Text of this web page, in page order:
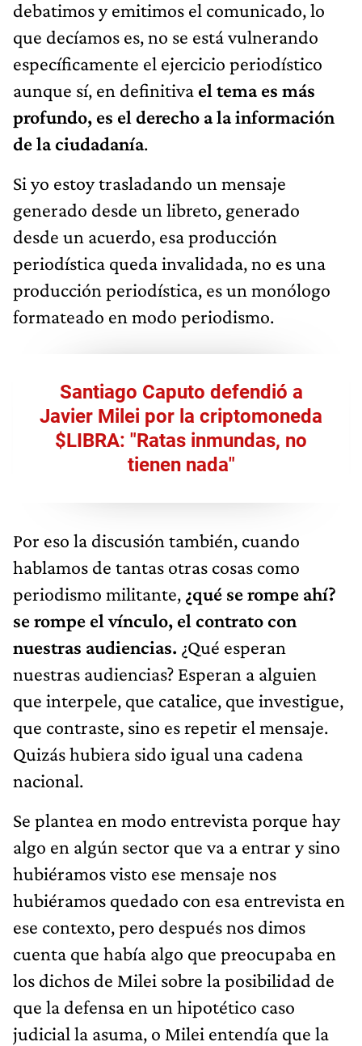
debatimos y emitimos el comunicado, lo
que decíamos es, no se está vulnerando
específicamente el ejercicio periodístico
aunque sí, en definitiva el tema es más
profundo, es el derecho a la información
de la ciudadanía.
Si yo estoy trasladando un mensaje
generado desde un libreto, generado
desde un acuerdo, esa producción
periodística queda invalidada, no es una
producción periodística, es un monólogo
formateado en modo periodismo.
Santiago Caputo defendió a
Javier Milei por la criptomoneda
$LIBRA: "Ratas inmundas, no
tienen nada"
Por eso la discusión también, cuando
hablamos de tantas otras cosas como
periodismo militante, ¿qué se rompe ahí?
se rompe el vínculo, el contrato con
nuestras audiencias. ¿Qué esperan
nuestras audiencias? Esperan a alguien
que interpele, que catalice, que investigue,
que contraste, sino es repetir el mensaje.
Quizás hubiera sido igual una cadena
nacional.
Se plantea en modo entrevista porque hay
algo en algún sector que va a entrar y sino
hubiéramos visto ese mensaje nos
hubiéramos quedado con esa entrevista en
ese contexto, pero después nos dimos
cuenta que había algo que preocupaba en
los dichos de Milei sobre la posibilidad de
que la defensa en un hipotético caso
judicial la asuma, o Milei entendía que la